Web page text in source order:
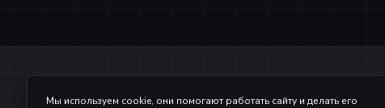
После нажатия
Уважаемый донатер,
Мы используем cookie, они помогают работать сайту и делать его